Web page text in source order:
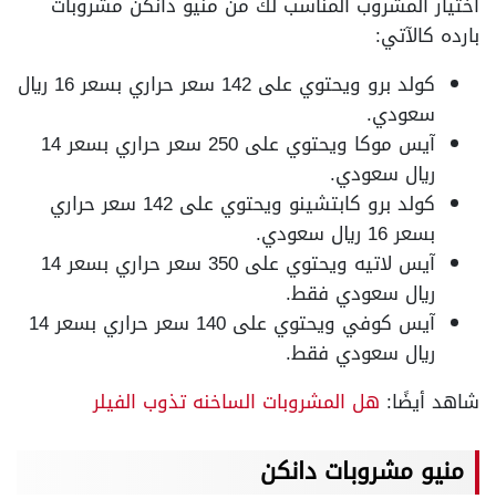
بارده كالآتي:
كولد برو ويحتوي على 142 سعر حراري بسعر 16 ريال
سعودي.
آيس موكا ويحتوي على 250 سعر حراري بسعر 14
ريال سعودي.
كولد برو كابتشينو ويحتوي على 142 سعر حراري
بسعر 16 ريال سعودي.
آيس لاتيه ويحتوي على 350 سعر حراري بسعر 14
ريال سعودي فقط.
آيس كوفي ويحتوي على 140 سعر حراري بسعر 14
ريال سعودي فقط.
شاهد أيضًا: هل المشروبات الساخنه تذوب الفيلر
منيو مشروبات دانكن